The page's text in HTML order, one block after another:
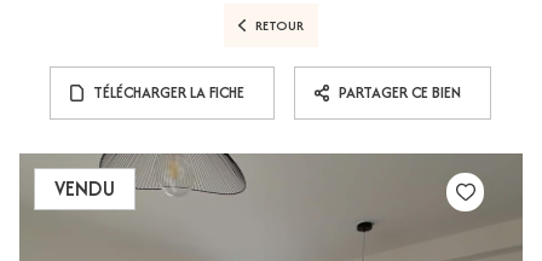
RETOUR
TÉLÉCHARGER LA FICHE PARTAGER CE BIEN
VENDU